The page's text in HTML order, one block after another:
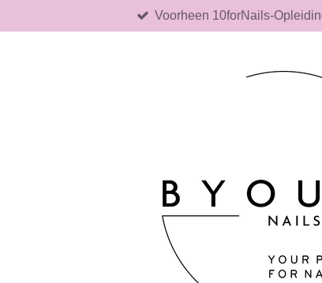
Voorheen 10forNails-